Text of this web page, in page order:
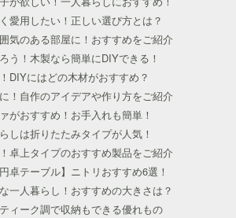
愛用したい！正しい選び方とは？
気のある部屋に！おすすめをご紹介
う！木製なら簡単にDIYできる！
DIYにはどの木材がおすすめ？
！自作のアイデアや作り方をご紹介
がおすすめ！お手入れも簡単！
しは折りたたみタイプが人気！
卓上タイプのおすすめ製品をご紹介
卓テーブル】ニトリおすすめ6選！
一人暮らし！おすすめの大きさは？
ィーク調で収納もできる優れもの